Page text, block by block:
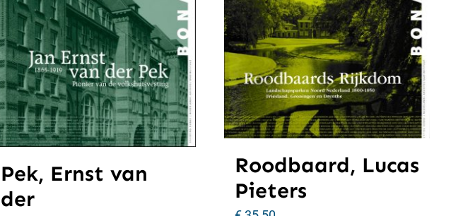
Pek, Ernst van
der
Roodbaard, Lucas
Pieters